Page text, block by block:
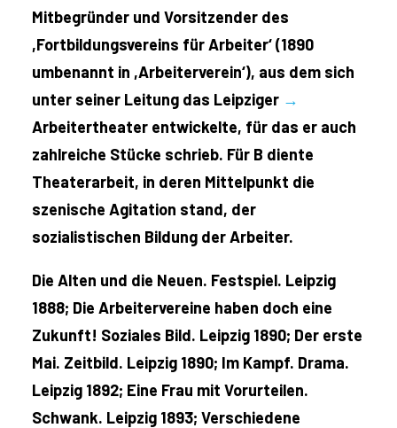
Mitbegründer und Vorsitzender des
,Fortbildungsvereins für Arbeiter‘ (1890
umbenannt in ,Arbeiterverein‘), aus dem sich
unter seiner Leitung das Leipziger →
Arbeitertheater entwickelte, für das er auch
zahlreiche Stücke schrieb. Für B diente
Theaterarbeit, in deren Mittelpunkt die
szenische Agitation stand, der
sozialistischen Bildung der Arbeiter.
Die Alten und die Neuen. Festspiel. Leipzig
1888; Die Arbeitervereine haben doch eine
Zukunft! Soziales Bild. Leipzig 1890; Der erste
Mai. Zeitbild. Leipzig 1890; Im Kampf. Drama.
Leipzig 1892; Eine Frau mit Vorurteilen.
Schwank. Leipzig 1893; Verschiedene